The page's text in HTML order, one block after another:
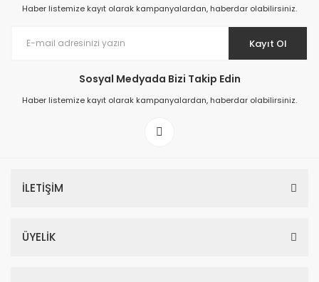
Haber listemize kayıt olarak kampanyalardan, haberdar olabilirsiniz.
Kayıt Ol
Sosyal Medyada Bizi Takip Edin
Haber listemize kayıt olarak kampanyalardan, haberdar olabilirsiniz.
İLETİŞİM
ÜYELİK